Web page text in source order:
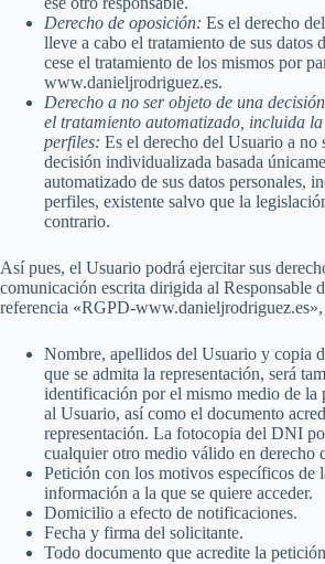
Derecho de oposición: Es el derecho
lleve a cabo el tratamiento de sus datos
cese el tratamiento de los mismos por
www.danieljrodriguez.es.
Derecho a no ser objeto de una
el tratamiento automatizado, incluida
perfiles: Es el derecho del Usuario a no
decisión individualizada basada
automatizado de sus datos personales,
perfiles, existente salvo que la
contrario.
Así pues, el Usuario podrá ejercitar sus
comunicación escrita dirigida al Responsable
referencia «RGPD-www.danieljrodriguez.es»,
Nombre, apellidos del Usuario y copia
que se admita la representación, será
identificación por el mismo medio de la
al Usuario, así como el documento
representación. La fotocopia del DNI
cualquier otro medio válido en derecho
Petición con los motivos específicos de
información a la que se quiere acceder.
Domicilio a efecto de notificaciones.
Fecha y firma del solicitante.
Todo documento que acredite la